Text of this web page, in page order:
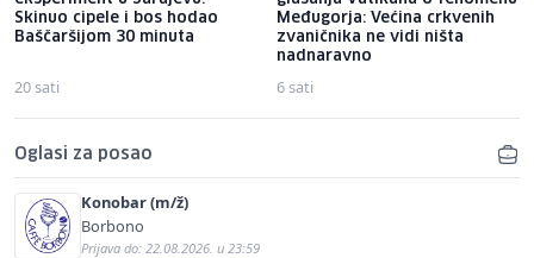
Skinuo cipele i bos hodao
Baščaršijom 30 minuta
20 sati
Međugorja: Većina crkvenih
zvaničnika ne vidi ništa
nadnaravno
6 sati
Oglasi za posao
Konobar (m/ž)
Borbono
Prijava do: 22.08.2026. u 23:59